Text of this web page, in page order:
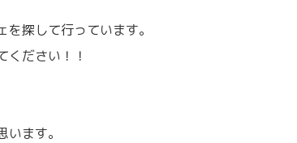
探して行っています。
ください！！
ます。